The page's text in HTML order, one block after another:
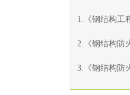
1.《钢结构工
2.《钢结构防
3.《钢结构防